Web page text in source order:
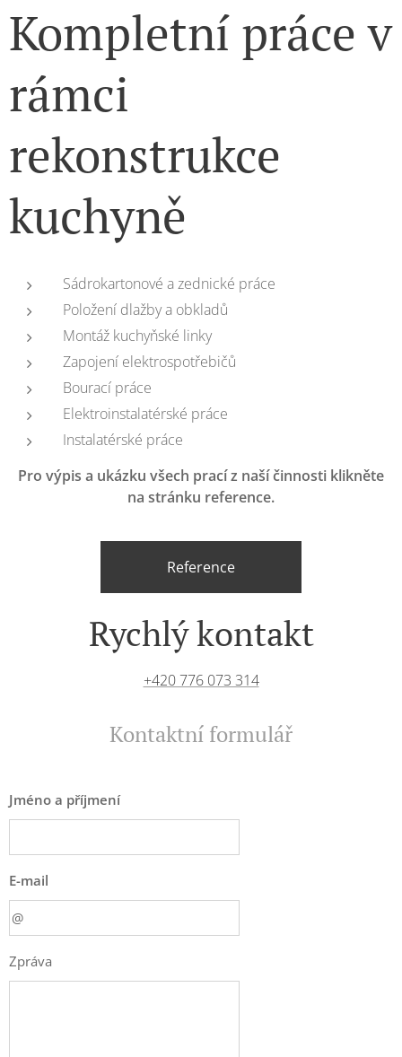
Kompletní práce v
rámci
rekonstrukce
kuchyně
Sádrokartonové a zednické práce
Položení dlažby a obkladů
Montáž kuchyňské linky
Zapojení elektrospotřebičů
Bourací práce
Elektroinstalatérské práce
Instalatérské práce
Pro výpis a ukázku všech prací z naší činnosti klikněte
na stránku reference.
Reference
Rychlý kontakt
+420 776 073 314
Kontaktní formulář
Jméno a příjmení
E-mail
Zpráva